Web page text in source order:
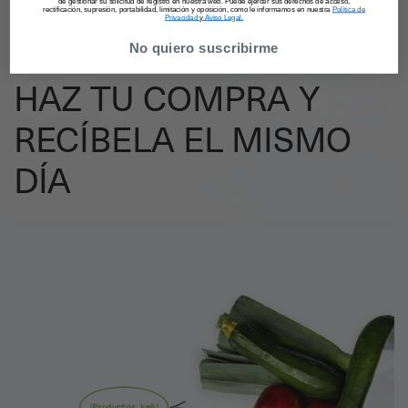
HAZ TU COMPRA Y
RECÍBELA EL MISMO
DÍA
de gestionar su solicitud de registro en nuestra web. Puede ejercer sus derechos de acceso,
rectificación, supresión, portabilidad, limitación y oposición, como le informamos en nuestra Política de
Privacidady Aviso Legal.
No quiero suscribirme